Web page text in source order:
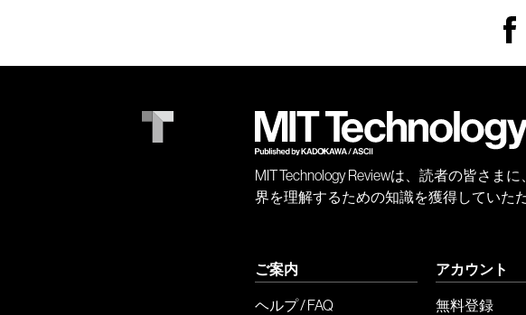
MIT Technology Reviewは、読者の皆さま
界を理解するための知識を獲得していた
ご案内
ヘルプ / FAQ
アカウント
無料登録